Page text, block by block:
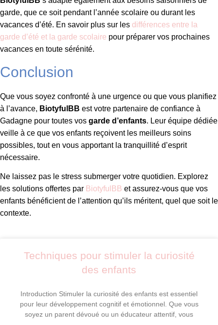
garde, que ce soit pendant l’année scolaire ou durant les
vacances d’été. En savoir plus sur les différences entre la
garde d’été et la garde scolaire pour préparer vos prochaines
vacances en toute sérénité.
Conclusion
Que vous soyez confronté à une urgence ou que vous planifiez
à l’avance, BiotyfulBB est votre partenaire de confiance à
Gadagne pour toutes vos garde d’enfants. Leur équipe dédiée
veille à ce que vos enfants reçoivent les meilleurs soins
possibles, tout en vous apportant la tranquillité d’esprit
nécessaire.
Ne laissez pas le stress submerger votre quotidien. Explorez
les solutions offertes par BiotyfulBB et assurez-vous que vos
enfants bénéficient de l’attention qu’ils méritent, quel que soit le
contexte.
Techniques pour stimuler la curiosité
des enfants
Introduction Stimuler la curiosité des enfants est essentiel
pour leur développement cognitif et émotionnel. Que vous
soyez un parent dévoué ou un éducateur attentif, vous